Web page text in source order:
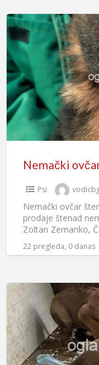
Nemački
Psi
Nemački ovčar
prodaje štenad
Zoltan Zemanko,
0628177925
22 pregleda, 0 danas